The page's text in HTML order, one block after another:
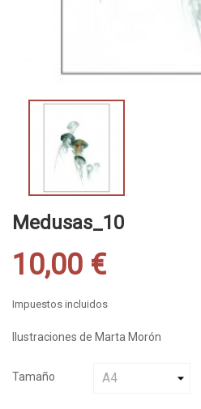
Medusas_10
10,00 €
Impuestos incluidos
Ilustraciones de Marta Morón
Tamaño